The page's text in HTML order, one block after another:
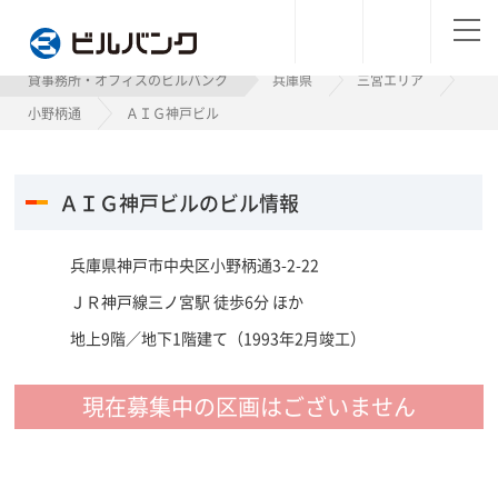
貸事務所・オフィスのビルバンク 兵庫県
三宮エリア
小野柄通
ＡＩＧ神戸ビル
ＡＩＧ神戸ビルのビル情報
兵庫県神戸市中央区小野柄通3-2-22
ＪＲ神戸線三ノ宮駅 徒歩6分 ほか
地上9階／地下1階建て（1993年2月竣工）
現在募集中の区画はございません